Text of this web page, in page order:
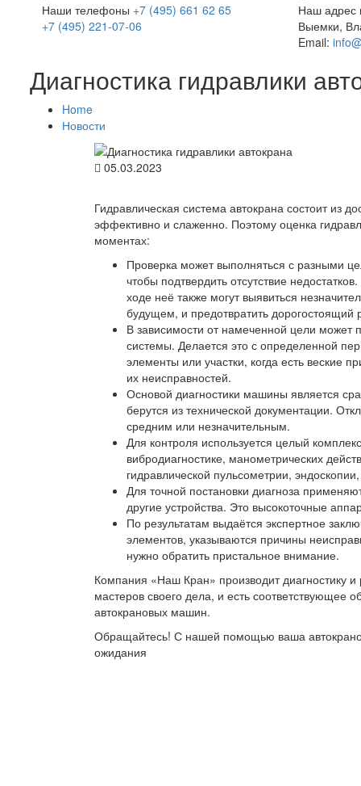
Наши телефоны +7 (495) 661 62 65
+7 (495) 221-07-06
Наш адрес
Выемки,
Email:
Диагностика гидравлики
Home
Новости
05.03.2023
Гидравлическая система автокрана состоит из
эффективно и слаженно. Поэтому оценка
моментах:
Проверка может выполняться с разными
чтобы подтвердить отсутствие
ходе неё также могут выявиться
будущем, и предотвратить дорогостоящий
В зависимости от намеченной цели может
системы. Делается это с определенной
элементы или участки, когда есть веские
их неисправностей.
Основой диагностики машины является
берутся из технической документации.
средним или незначительным.
Для контроля используется целый
вибродиагностике, манометрических
гидравлической пульсометрии,
Для точной постановки диагноза
другие устройства. Это высокоточные
По результатам выдаётся экспертное
элементов, указываются причины
нужно обратить пристальное внимание.
Компания «Наш Кран» производит диагностику
мастеров своего дела, и есть соответствующее
автокрановых машин.
Обращайтесь! С нашей помощью ваша
ожидания